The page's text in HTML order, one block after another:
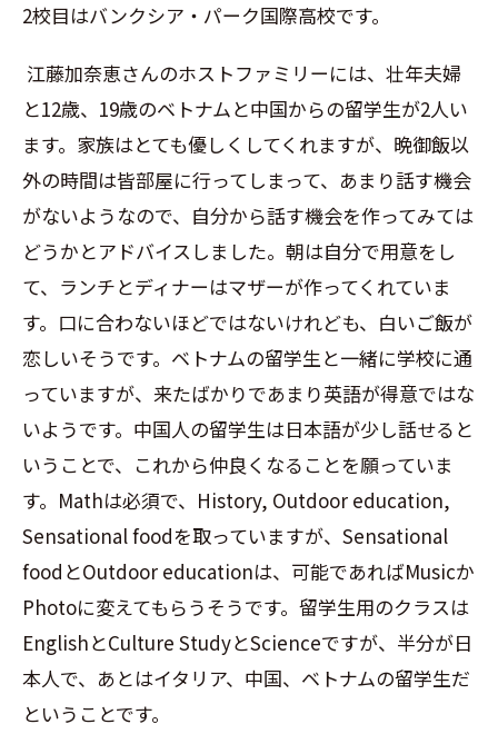
2校目はバンクシア・パーク国際高校です。
江藤加奈恵さんのホストファミリーには、壮年夫婦
と12歳、 19歳のベトナムと中国からの留学生が2人い
ます。家族はとても優しくしてくれますが、晩御飯以
外の時間は皆部屋に行ってしまって、あまり話す機会
がないようなので、自分から話す機会を作ってみては
どうかとアドバイスしました。朝は自分で用意をし
て、ランチとディナーはマザーが作ってくれていま
す。口に合わないほどではないけれども、白いご飯が
恋しいそうです。ベトナムの留学生と一緒に学校に通
っていますが、来たばかりであまり英語が得意ではな
いようです。中国人の留学生は日本語が少し話せると
いうことで、これから仲良くなることを願っていま
す。 Mathは必須で、 History, Outdoor education,
Sensational foodを取っていますが、 Sensational
food とOutdoor educationは、可能であればMusicか
Photoに変えてもらうそうです。留学生用のクラスは
EnglishとCulture StudyとScienceですが、半分が日
本人で、あとはイタリア、中国、ベトナムの留学生だ
ということです。